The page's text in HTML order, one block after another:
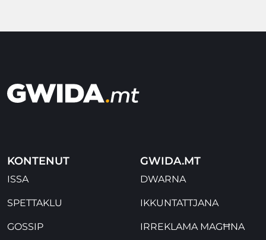
KONTENUT
ISSA
SPETTAKLU
GOSSIP
GWIDA.MT
DWARNA
IKKUNTATTJANA
IRREKLAMA MAGĦNA